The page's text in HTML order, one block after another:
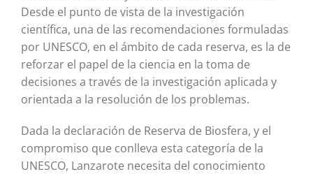
Desde el punto de vista de la investigación
científica, una de las recomendaciones formuladas
por UNESCO, en el ámbito de cada reserva, es la de
reforzar el papel de la ciencia en la toma de
decisiones a través de la investigación aplicada y
orientada a la resolución de los problemas.
Dada la declaración de Reserva de Biosfera, y el
compromiso que conlleva esta categoría de la
UNESCO, Lanzarote necesita del conocimiento